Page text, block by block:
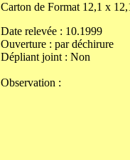
Carton de Format 12,1 x
Date relevée : 10.1999
Ouverture : par déchirure
Dépliant joint : Non
Observation :